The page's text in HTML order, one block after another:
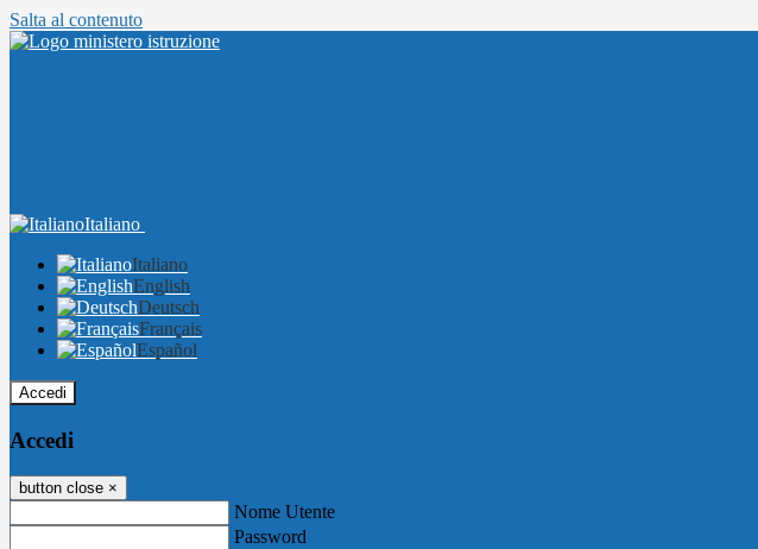
Salta al contenuto
Italiano
Italiano
English
Deutsch
Français
Español
Accedi
Accedi
button close ×
Nome Utente
Password